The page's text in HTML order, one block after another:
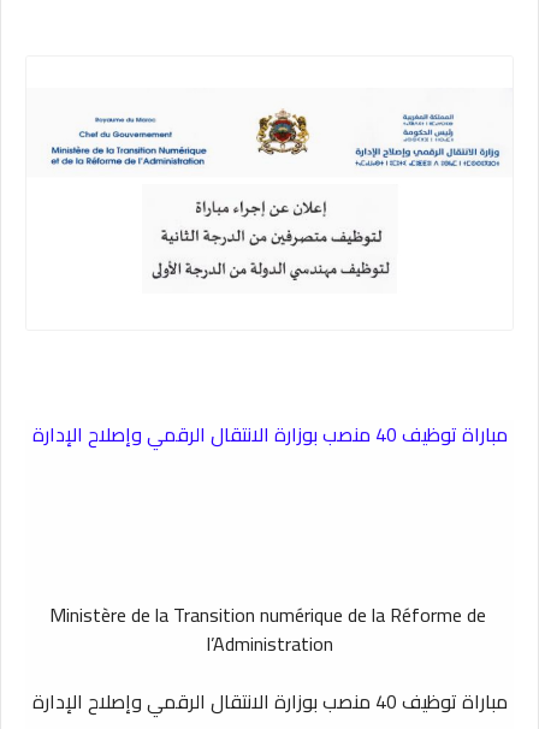
مباراة توظيف 40 منصب بوزارة الانتقال الرقمي وإصلاح الإدارة
Ministère de la Transition numérique de la Réforme de
l’Administration
مباراة توظيف 40 منصب بوزارة الانتقال الرقمي وإصلاح الإدارة